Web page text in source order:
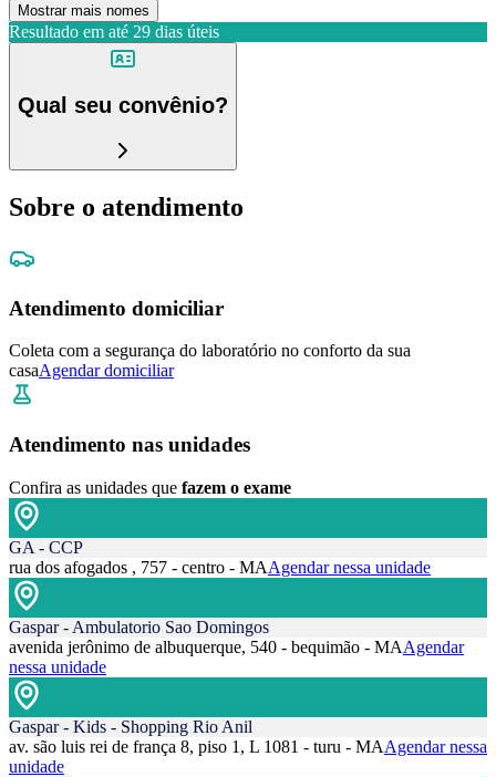
Mostrar mais nomes
Resultado em até 29 dias úteis
Qual seu convênio?
Sobre o atendimento
Atendimento domiciliar
Coleta com a segurança do laboratório no conforto da sua
casaAgendar domiciliar
Atendimento nas unidades
Confira as unidades que fazem o exame
GA - CCP
rua dos afogados , 757 - centro - MAAgendar nessa unidade
Gaspar - Ambulatorio Sao Domingos
avenida jerônimo de albuquerque, 540 - bequimão - MAAgendar
nessa unidade
Gaspar - Kids - Shopping Rio Anil
av. são luis rei de frança 8, piso 1, L 1081 - turu - MAAgendar nessa
unidade